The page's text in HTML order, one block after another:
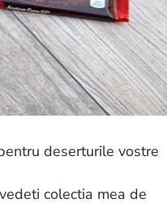
deserturile vostre
colectia mea de